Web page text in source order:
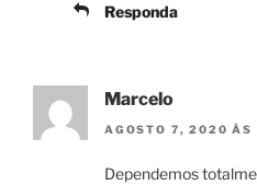
Responda
Marcelo
AGOSTO 7, 2020 ÀS
Dependemos